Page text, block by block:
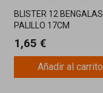
BLISTER 12 BENGALAS
PALILLO 17CM
1,65 €
Añadir al carrito